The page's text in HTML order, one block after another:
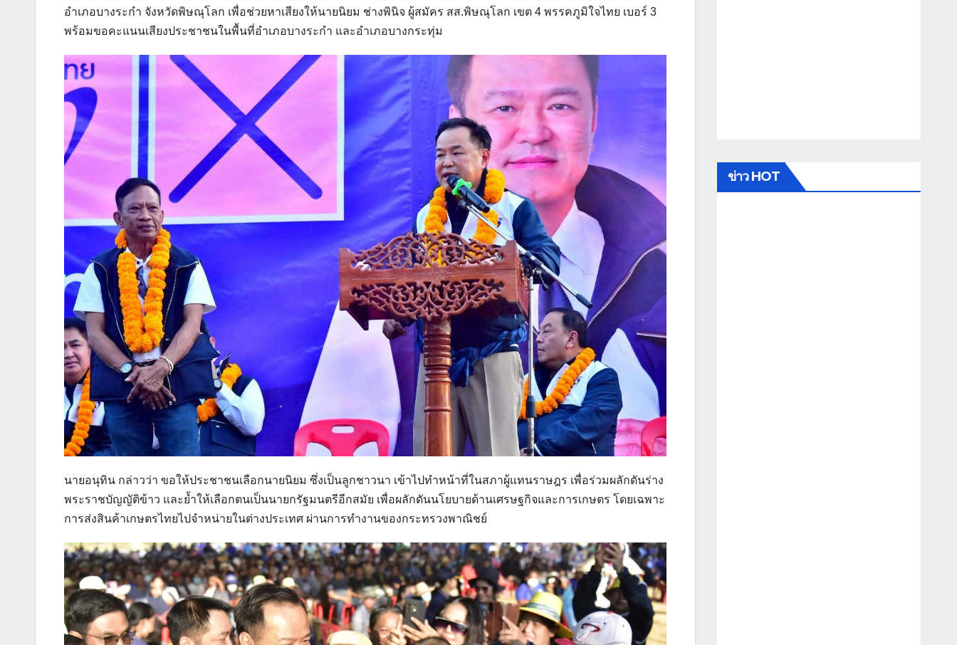
อำเภอบางระกำ จังหวัดพิษณุโลก เพื่อช่วยหาเสียงให้นายนิยม ช่างพินิจ ผู้สมัคร สส.พิษณุโลก เขต 4 พรรคภูมิใจไทย เบอร์ 3
พร้อมขอคะแนนเสียงประชาชนในพื้นที่อำเภอบางระกำ และอำเภอบางกระทุ่ม
นายอนุทิน กล่าวว่า ขอให้ประชาชนเลือกนายนิยม ซึ่งเป็นลูกชาวนา เข้าไปทำหน้าที่ในสภาผู้แทนราษฎร เพื่อร่วมผลักดันร่าง
พระราชบัญญัติข้าว และย้ำให้เลือกตนเป็นนายกรัฐมนตรีอีกสมัย เพื่อผลักดันนโยบายด้านเศรษฐกิจและการเกษตร โดยเฉพาะ
การส่งสินค้าเกษตรไทยไปจำหน่ายในต่างประเทศ ผ่านการทำงานของกระทรวงพาณิชย์
ข่าว HOT